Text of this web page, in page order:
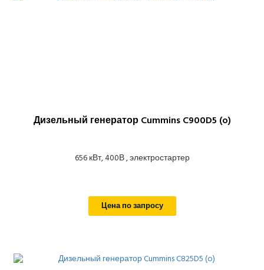
Дизельный генератор Cummins C900D5 (o)
656 кВт, 400В , электростартер
Цена по запросу